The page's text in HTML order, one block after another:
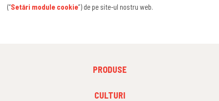
(“Setări module cookie”) de pe site-ul nostru web.
PRODUSE
CULTURI